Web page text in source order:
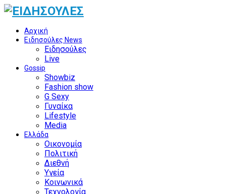
Αρχική
Ειδησούλες News
Ειδησούλες
Live
Gossip
Showbiz
Fashion show
G Sexy
Γυναίκα
Lifestyle
Media
Ελλάδα
Οικονομία
Πολιτική
Διεθνή
Υγεία
Κοινωνικά
Τεχνολογία